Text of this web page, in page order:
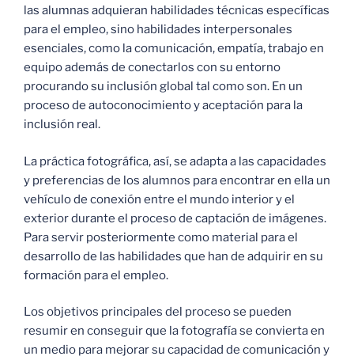
las alumnas adquieran habilidades técnicas específicas
para el empleo, sino habilidades interpersonales
esenciales, como la comunicación, empatía, trabajo en
equipo además de conectarlos con su entorno
procurando su inclusión global tal como son. En un
proceso de autoconocimiento y aceptación para la
inclusión real.
La práctica fotográfica, así, se adapta a las capacidades
y preferencias de los alumnos para encontrar en ella un
vehículo de conexión entre el mundo interior y el
exterior durante el proceso de captación de imágenes.
Para servir posteriormente como material para el
desarrollo de las habilidades que han de adquirir en su
formación para el empleo.
Los objetivos principales del proceso se pueden
resumir en conseguir que la fotografía se convierta en
un medio para mejorar su capacidad de comunicación y